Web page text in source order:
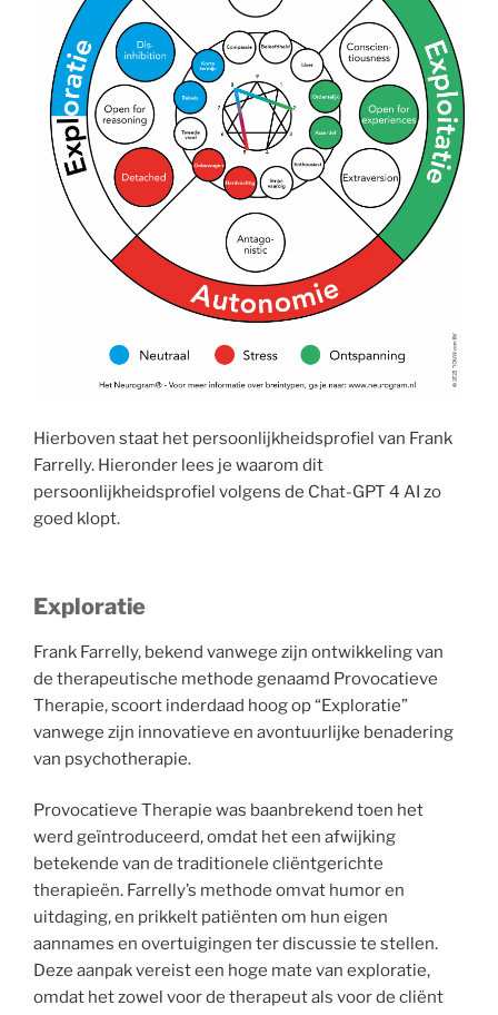
Hierboven staat het persoonlijkheidsprofiel van Frank
Farrelly. Hieronder lees je waarom dit
persoonlijkheidsprofiel volgens de Chat-GPT 4 AI zo
goed klopt.
Exploratie
Frank Farrelly, bekend vanwege zijn ontwikkeling van
de therapeutische methode genaamd Provocatieve
Therapie, scoort inderdaad hoog op “Exploratie”
vanwege zijn innovatieve en avontuurlijke benadering
van psychotherapie.
Provocatieve Therapie was baanbrekend toen het
werd geïntroduceerd, omdat het een afwijking
betekende van de traditionele cliëntgerichte
therapieën. Farrelly’s methode omvat humor en
uitdaging, en prikkelt patiënten om hun eigen
aannames en overtuigingen ter discussie te stellen.
Deze aanpak vereist een hoge mate van exploratie,
omdat het zowel voor de therapeut als voor de cliënt